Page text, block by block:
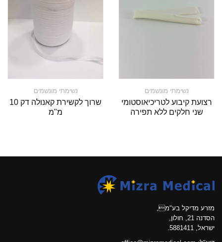
נשימתי מונשמים
רצועת קיבוע לטריכיאוסטומי
שני חלקים ללא תפירה
נשימתי מונשמים
שרוך לקשירת קאנולה דק 10
מ"מ
מזרע מדיקל בע"מ,
הסדנה 21, חולון,
ישראל, 5881411.